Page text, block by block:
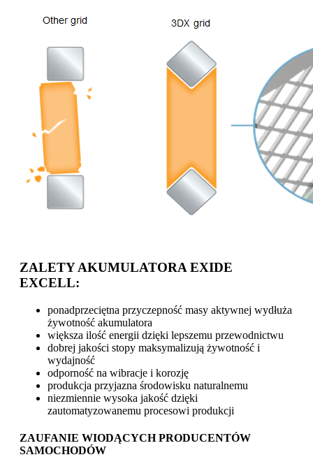
ZALETY AKUMULATORA EXIDE
EXCELL:
ponadprzeciętna przyczepność masy aktywnej wydłuża
żywotność akumulatora
większa ilość energii dzięki lepszemu przewodnictwu
dobrej jakości stopy maksymalizują żywotność i
wydajność
odporność na wibracje i korozję
produkcja przyjazna środowisku naturalnemu
niezmiennie wysoka jakość dzięki
zautomatyzowanemu procesowi produkcji
ZAUFANIE WIODĄCYCH PRODUCENTÓW
SAMOCHODÓW